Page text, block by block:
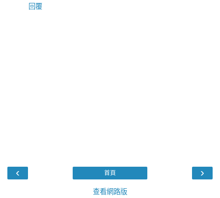
回覆
‹ ›
首頁
查看網路版